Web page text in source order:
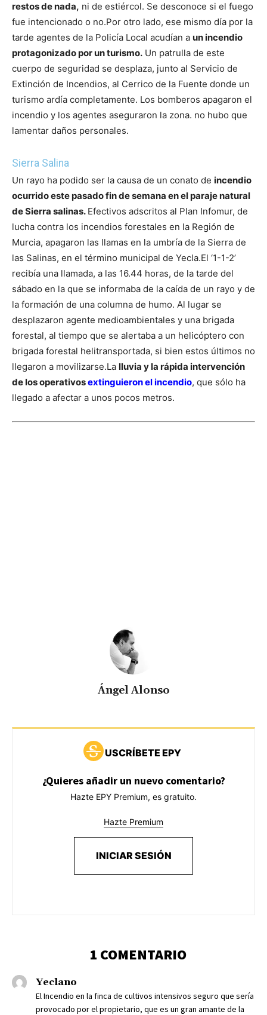
restos de nada, ni de estiércol. Se desconoce si el fuego
fue intencionado o no.Por otro lado, ese mismo día por la
tarde agentes de la Policía Local acudían a un incendio
protagonizado por un turismo. Un patrulla de este
cuerpo de seguridad se desplaza, junto al Servicio de
Extinción de Incendios, al Cerrico de la Fuente donde un
turismo ardía completamente. Los bomberos apagaron el
incendio y los agentes aseguraron la zona. no hubo que
lamentar daños personales.
Sierra Salina
Un rayo ha podido ser la causa de un conato de incendio
ocurrido este pasado fin de semana en el paraje natural
de Sierra salinas. Efectivos adscritos al Plan Infomur, de
lucha contra los incendios forestales en la Región de
Murcia, apagaron las llamas en la umbría de la Sierra de
las Salinas, en el término municipal de Yecla.El ‘1-1-2’
recibía una llamada, a las 16.44 horas, de la tarde del
sábado en la que se informaba de la caída de un rayo y de
la formación de una columna de humo. Al lugar se
desplazaron agente medioambientales y una brigada
forestal, al tiempo que se alertaba a un helicóptero con
brigada forestal helitransportada, si bien estos últimos no
llegaron a movilizarse.La lluvia y la rápida intervención
de los operativosextinguieron el incendio, que sólo ha
llegado a afectar a unos pocos metros.
Ángel Alonso
USCRÍBETE EPY
¿Quieres añadir un nuevo comentario?
Hazte EPY Premium, es gratuito.
Hazte Premium
INICIAR SESIÓN
1 COMENTARIO
Yeclano
El Incendio en la finca de cultivos intensivos seguro que sería
provocado por el propietario, que es un gran amante de la